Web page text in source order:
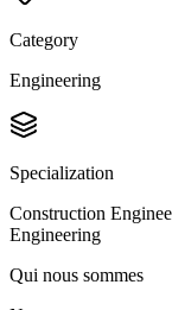
Category
Engineering
Specialization
Construction
Engineering
Qui nous sommes